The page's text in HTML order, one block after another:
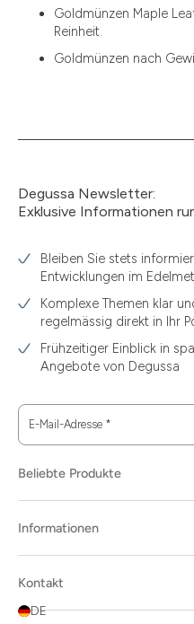
15.55
15.60
3.05
3.11
3.12
3.44
3.58
3.66
30
Goldmünzen Maple
Reinheit.
Goldmünzen nach
Degussa Newsletter:
Exklusive Informationen
Bleiben Sie stets
Entwicklungen im
Komplexe Themen klar
regelmässig direkt in Ihr
Frühzeitiger Einblick in
Angebote von Degussa
E-Mail-Adresse *
Beliebte Produkte
Informationen
Kontakt
DE